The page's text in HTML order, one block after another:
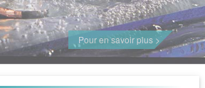
Pour en savoir plus >